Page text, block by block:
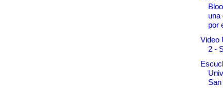
una
por
Video
2 -